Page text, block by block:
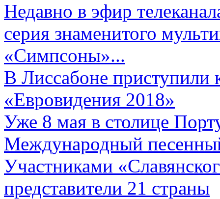
Недавно в эфир
серия знаменитого
«Симпсоны»...
В Лиссабоне приступили
«Евровидения 2018»
Уже 8 мая в столице
Международный
Участниками
представители 21 страны